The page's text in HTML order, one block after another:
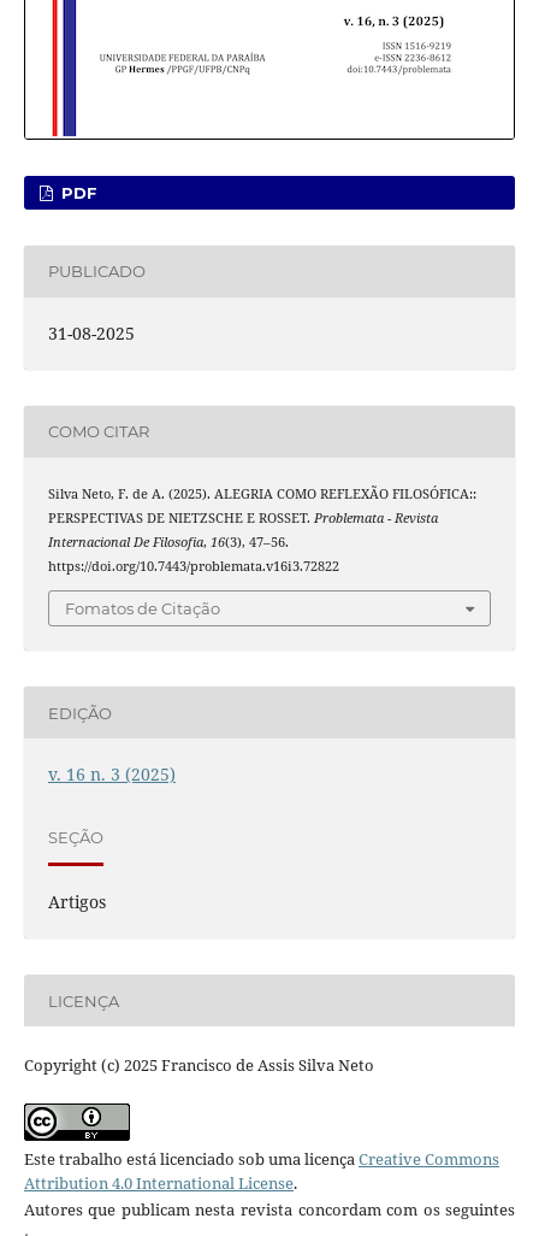
PDF
PUBLICADO
31-08-2025
COMO CITAR
Silva Neto, F. de A. (2025). ALEGRIA COMO REFLEXÃO FILOSÓFICA::
PERSPECTIVAS DE NIETZSCHE E ROSSET. Problemata - Revista
Internacional De Filosofia, 16(3), 47–56.
https://doi.org/10.7443/problemata.v16i3.72822
Fomatos de Citação
EDIÇÃO
v. 16 n. 3 (2025)
SEÇÃO
Artigos
LICENÇA
Copyright (c) 2025 Francisco de Assis Silva Neto
Este trabalho está licenciado sob uma licençaCreative Commons
Attribution 4.0 International License.
Autores que publicam nesta revista concordam com os seguintes